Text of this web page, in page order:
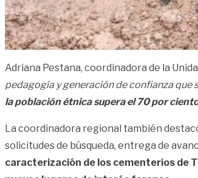
Adriana Pestana, coordinadora de la
pedagogía y generación de confianza que
la población étnica supera el 70 por
La coordinadora regional también
solicitudes de búsqueda, entrega de
caracterización de los cementerios de